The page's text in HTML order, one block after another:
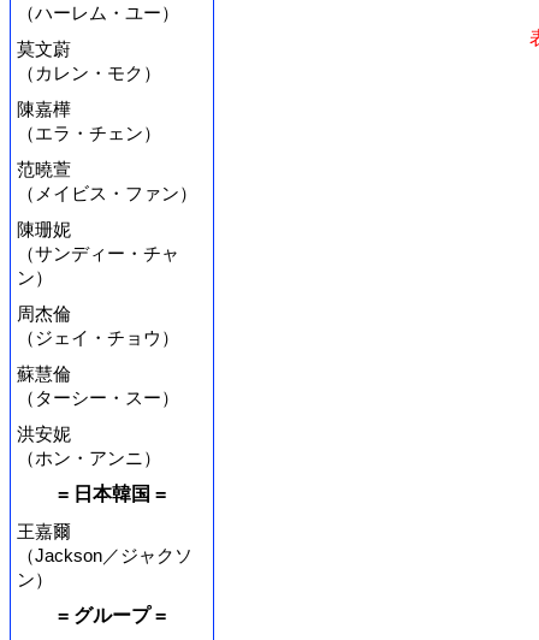
（ハーレム・ユー）
莫文蔚
（カレン・モク）
陳嘉樺
（エラ・チェン）
范曉萱
（メイビス・ファン）
陳珊妮
（サンディー・チャ
ン）
周杰倫
（ジェイ・チョウ）
蘇慧倫
（ターシー・スー）
洪安妮
（ホン・アンニ）
= 日本韓国 =
王嘉爾
（Jackson／ジャクソ
ン）
= グループ =